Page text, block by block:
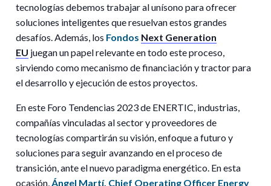
tecnologías debemos trabajar al unísono para ofrecer
soluciones inteligentes que resuelvan estos grandes
desafíos. Además, los Fondos Next Generation
EU juegan un papel relevante en todo este proceso,
sirviendo como mecanismo de financiación y tractor para
el desarrollo y ejecución de estos proyectos.
En este Foro Tendencias 2023 de ENERTIC, industrias,
compañías vinculadas al sector y proveedores de
tecnologías compartirán su visión, enfoque a futuro y
soluciones para seguir avanzando en el proceso de
transición, ante el nuevo paradigma energético. En esta
ocasión,Ángel Martí, Chief Operating Officer Energy